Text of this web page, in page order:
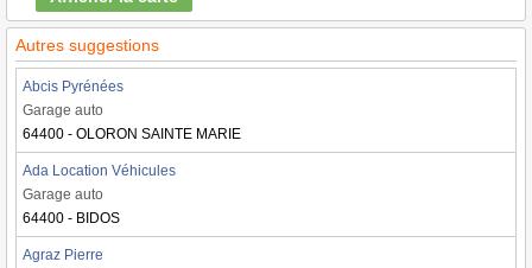
Autres suggestions
Abcis Pyrénées
Garage auto
64400 - OLORON SAINTE MARIE
Ada Location Véhicules
Garage auto
64400 - BIDOS
Agraz Pierre